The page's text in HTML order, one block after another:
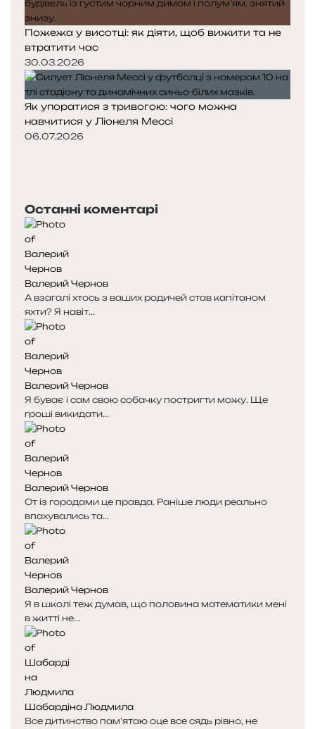
Пожежа у висотці: як діяти, щоб вижити та не
втратити час
30.03.2026
Як упоратися з тривогою: чого можна
навчитися у Ліонеля Мессі
06.07.2026
р
е
д
н
я
с
т
о
р
і
н
к
а
т
у
п
н
а
с
т
о
р
і
н
к
а
Останні коментарі
Валерий Чернов
А взагалі хтось з ваших родичей став капітаном
яхти? Я навіт...
Валерий Чернов
Я буває і сам свою собачку постригти можу. Ще
гроші викидати...
Валерий Чернов
От із городами це правда. Раніше люди реально
впахувались та...
Валерий Чернов
Я в школі теж думав, що половина математики мені
в житті не...
Шабардіна Людмила
Все дитинство пам’ятаю оце все сядь рівно, не